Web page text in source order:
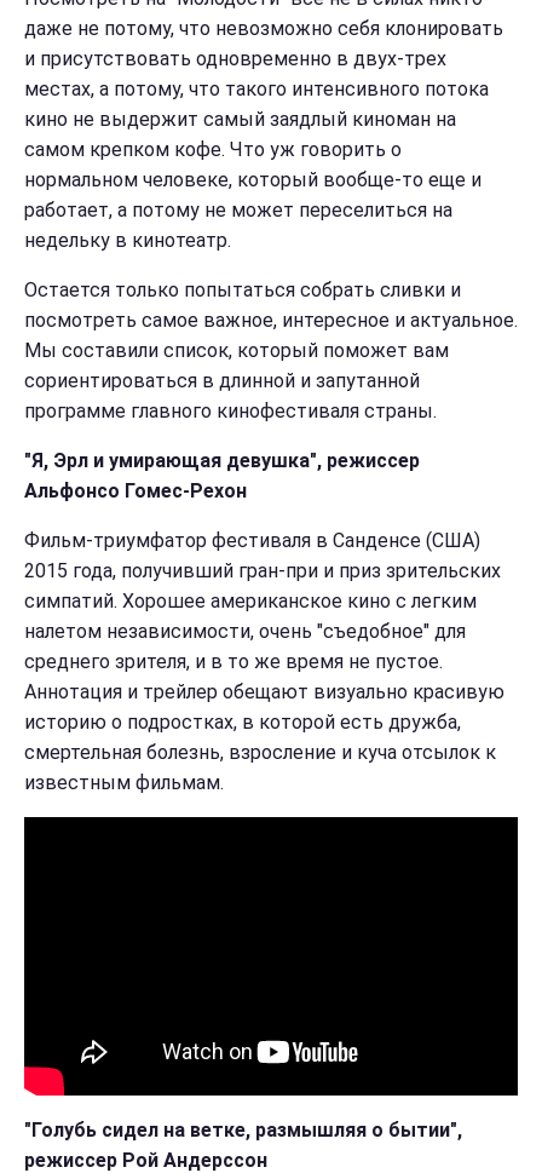
даже не потому, что невозможно себя клонировать
и присутствовать одновременно в двух-трех
местах, а потому, что такого интенсивного потока
кино не выдержит самый заядлый киноман на
самом крепком кофе. Что уж говорить о
нормальном человеке, который вообще-то еще и
работает, а потому не может переселиться на
недельку в кинотеатр.
Остается только попытаться собрать сливки и
посмотреть самое важное, интересное и актуальное.
Мы составили список, который поможет вам
сориентироваться в длинной и запутанной
программе главного кинофестиваля страны.
"Я, Эрл и умирающая девушка", режиссер
Альфонсо Гомес-Рехон
Фильм-триумфатор фестиваля в Санденсе (США)
2015 года, получивший гран-при и приз зрительских
симпатий. Хорошее американское кино с легким
налетом независимости, очень "съедобное" для
среднего зрителя, и в то же время не пустое.
Аннотация и трейлер обещают визуально красивую
историю о подростках, в которой есть дружба,
смертельная болезнь, взросление и куча отсылок к
известным фильмам.
"Голубь сидел на ветке, размышляя о бытии",
режиссер Рой Андерссон